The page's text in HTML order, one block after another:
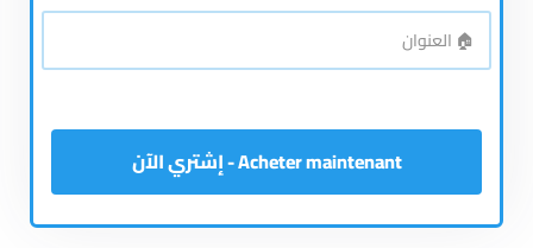
🏠
العنوان*
Acheter maintenant - إشتري الآن